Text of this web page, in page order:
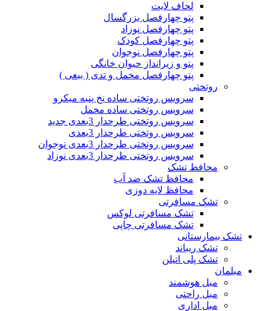
لحاف لایت
پتو چهارفصل بزرگسال
پتو چهارفصل نوزاد
پتو چهارفصل کودک
پتو چهارفصل نوجوان
پتو و زیرانداز حیوان خانگی
پتو چهارفصل مخمل و تدی ( ببعی )
روتختی
سرویس روتختی ساده نخ پنبه میکرو
سرویس روتختی ساده مخمل
سرویس روتختی طرحدار 3بعدی جدید
سرویس روتختی طرحدار 3بعدی
سرویس روتختی طرحدار 3بعدی نوجوان
سرویس روتختی طرحدار 3بعدی نوزاد
محافظ تشک
محافظ تشک ضد آب
محافظ لایه دوزی
تشک مسافرتی
تشک مسافرتی لوکس
تشک مسافرتی چاپی
تشک بیمارستانی
تشک ریباند
تشک پلی اتیلن
مبلمان
مبل هوشمند
مبل راحتی
مبل اداری